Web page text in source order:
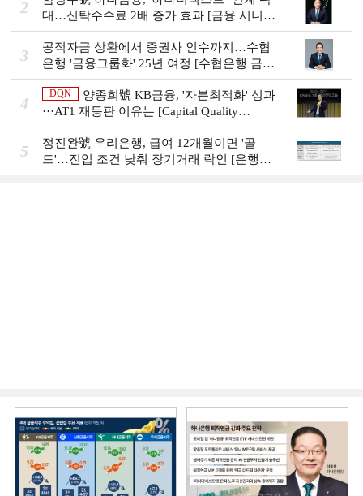
2
대…신탁수수료 2배 증가 효과 [금융 시니어
비즈니스 돋보기]
3
공적자금 상환에서 증권사 인수까지…수협
은행 '금융그룹화' 25년 여정 [수협은행 금융
그룹의 꿈①]
4
DQN
양종희號 KB금융, '자본최적화' 성과
···AT1 재등판 이유는 [Capital Quality
Review]]
5
정진완號 우리은행, 급여 12개월이면 '골
드'…진입 조건 낮춰 장기거래 락인 [은행권